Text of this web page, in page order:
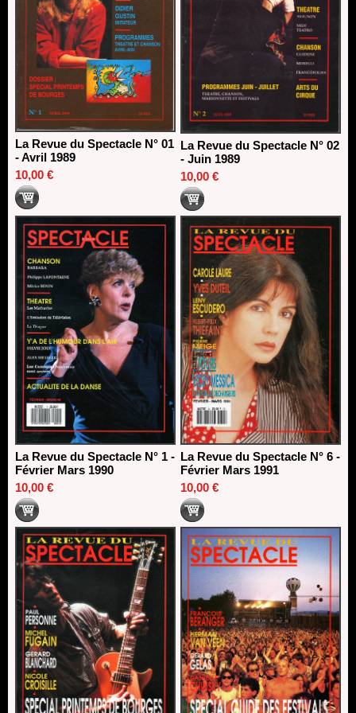
La Revue du Spectacle N° 01
- Avril 1989
10,00 €
La Revue du Spectacle N° 02
- Juin 1989
10,00 €
La Revue du Spectacle N° 1 -
Février Mars 1990
10,00 €
La Revue du Spectacle N° 6 -
Février Mars 1991
10,00 €